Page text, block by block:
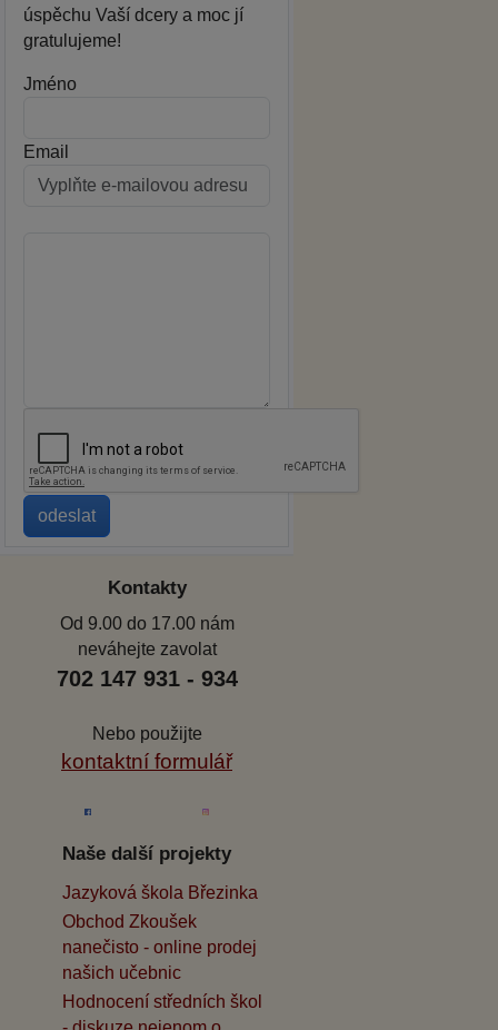
úspěchu Vaší dcery a moc jí
gratulujeme!
Jméno
Email
Kontakty
Od 9.00 do 17.00 nám
neváhejte zavolat
702 147 931 - 934
Nebo použijte
kontaktní formulář
Naše další projekty
Jazyková škola Březinka
Obchod Zkoušek
nanečisto - online prodej
našich učebnic
Hodnocení středních škol